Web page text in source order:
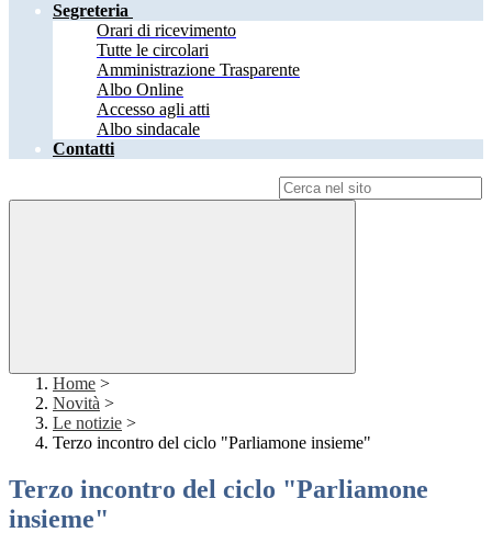
Segreteria
Orari di ricevimento
Tutte le circolari
Amministrazione Trasparente
Albo Online
Accesso agli atti
Albo sindacale
Contatti
Home >
Novità >
Le notizie >
Terzo incontro del ciclo "Parliamone insieme"
Terzo incontro del ciclo "Parliamone
insieme"